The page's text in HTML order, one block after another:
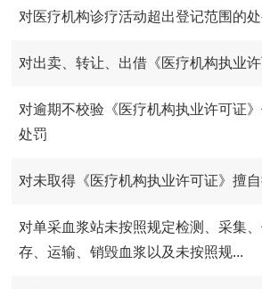
对医疗机构诊疗活动超出登记范围的
对出卖、转让、出借《医疗机构执业
对逾期不校验《医疗机构执业许可证
处罚
对未取得《医疗机构执业许可证》擅
对单采血浆站未按照规定检测、采集
存、运输、销毁血浆以及未按照规...